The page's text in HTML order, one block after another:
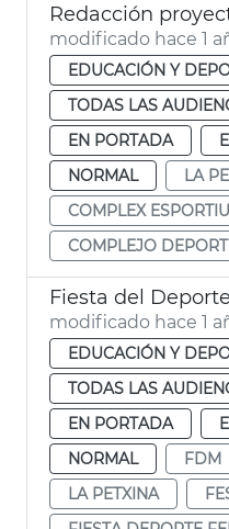
Redacción
modificado hace 1
EDUCACIÓN Y
TODAS LAS
EN PORTADA
NORMAL
LA
COMPLEX ESPORTIU
COMPLEJO
Fiesta del
modificado hace 1
EDUCACIÓN Y
TODAS LAS
EN PORTADA
NORMAL
FDM
LA PETXINA